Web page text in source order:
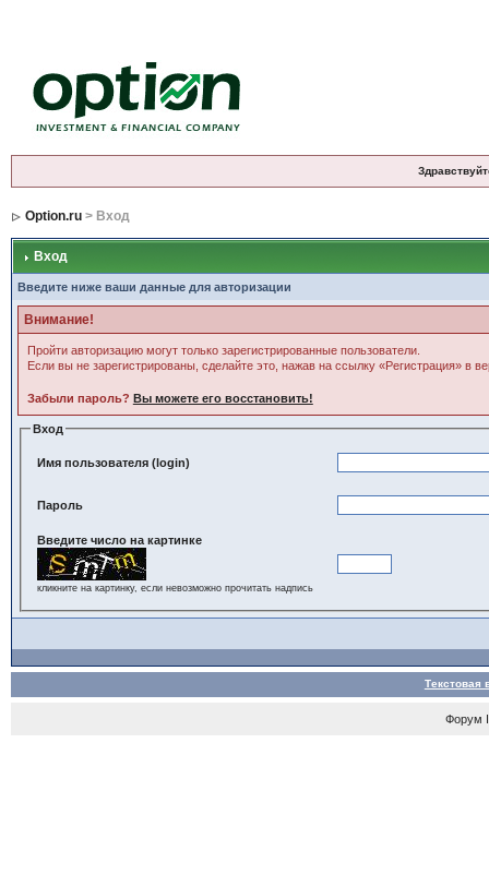
Option.ru> Вход
Вход
Введите ниже ваши данные для авторизации
Внимание!
Пройти авторизацию могут только зарегистрированные пользователи.
Если вы не зарегистрированы, сделайте это, нажав на ссылку «Регистрация» в
Забыли пароль? Вы можете его восстановить!
Вход
Имя пользователя (login)
Пароль
Введите число на картинке
кликните на картинку, если невозможно прочитать надпись
Текстовая
Форум